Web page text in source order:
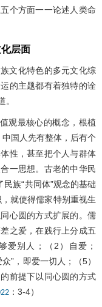
个方面一一论述人类命
层面
文化特色的多元文化综
的主题都有着独特的诠
观最核心的概念，根植
中国人先有整体，后有个
性，甚至把个人与群体
一思想。古老的中华民
族“共同体”观念的基础
就使得儒家特别重视生
心圆的方式扩展的。儒
之爱，在践行上分成五
爱别人；（2）自爱；
”，即爱一切人；（5）
前提下以同心圆的方式
：3-4）